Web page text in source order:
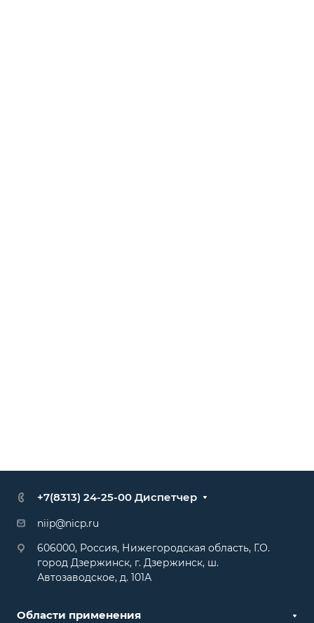
+7(8313) 24-25-00 Диспетчер
niip@nicp.ru
606000, Россия, Нижегородская область, Г.О.
город Дзержинск, г. Дзержинск, ш.
Автозаводское, д. 101А
Области применения